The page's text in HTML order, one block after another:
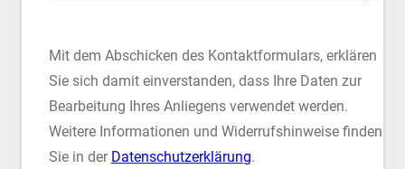
Mit dem Abschicken des Kontaktformulars, erklären
Sie sich damit einverstanden, dass Ihre Daten zur
Bearbeitung Ihres Anliegens verwendet werden.
Weitere Informationen und Widerrufshinweise finden
Sie in der Datenschutzerklärung.